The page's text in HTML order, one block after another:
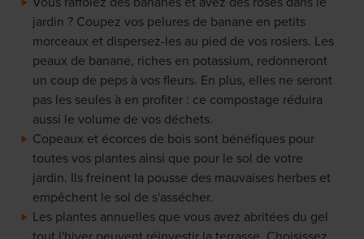
jardin ? Coupez vos pelures de banane en petits
morceaux et dispersez-les au pied de vos rosiers. Les
peaux de banane, riches en potassium, redonneront
un coup de peps à vos fleurs. En plus, elles ne seront
pas les seules à en profiter : ce compostage réduira
aussi le volume de vos déchets.
Copeaux et écorces de bois sont bénéfiques pour
toutes vos plantes ainsi que pour le sol de votre
jardin. Ils freinent la pousse des mauvaises herbes et
empêchent le sol de s'assécher.
Les plantes annuelles que vous avez abritées du gel